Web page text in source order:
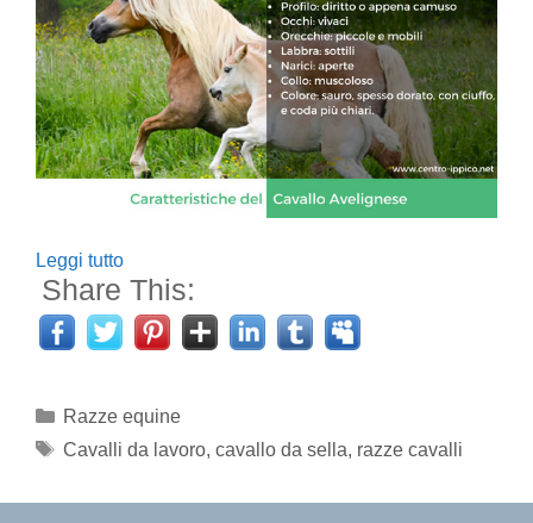
Leggi tutto
Share This:
Categorie
Razze equine
Tag
Cavalli da lavoro, cavallo da sella, razze cavalli